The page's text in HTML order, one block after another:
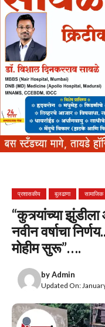
प्रशासकीय बुलढाणा सामाजिक
“कुत्र्यांच्या
नवीन वर्षाचा
मोहीम सुरू”….
byAdmin
Updated On: